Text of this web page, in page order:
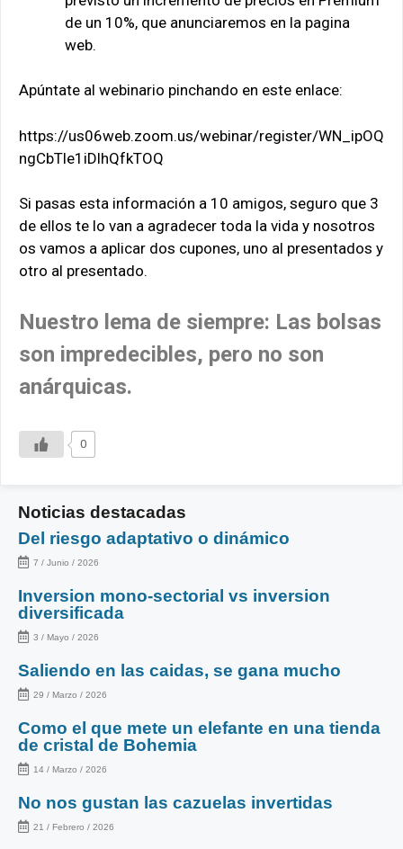
de un 10%, que anunciaremos en la pagina
web.
Apúntate al webinario pinchando en este enlace:
https://us06web.zoom.us/webinar/register/WN_ipOQ
ngCbTle1iDlhQfkTOQ
Si pasas esta información a 10 amigos, seguro que 3
de ellos te lo van a agradecer toda la vida y nosotros
os vamos a aplicar dos cupones, uno al presentados y
otro al presentado.
Nuestro lema de siempre: Las bolsas
son impredecibles, pero no son
anárquicas.
0
Noticias destacadas
Del riesgo adaptativo o dinámico
7 / Junio / 2026
Inversion mono-sectorial vs inversion
diversificada
3 / Mayo / 2026
Saliendo en las caidas, se gana mucho
29 / Marzo / 2026
Como el que mete un elefante en una tienda
de cristal de Bohemia
14 / Marzo / 2026
No nos gustan las cazuelas invertidas
21 / Febrero / 2026